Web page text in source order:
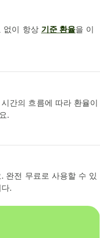
없이 항상 기준 환율을 이
간의 흐름에 따라 환율이
.
완전 무료로 사용할 수 있
.